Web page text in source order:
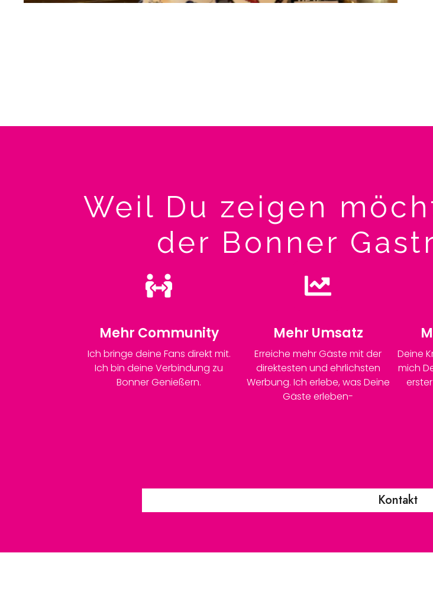
Weil Du zeigen
der Bonner
Mehr Community
Ich bringe deine Fans direkt mit.
Ich bin deine Verbindung zu
Bonner Genießern.
Mehr Umsatz
Erreiche mehr Gäste mit der
direktesten und ehrlichsten
Werbung. Ich erlebe, was Deine
Gäste erleben-
Deine
mich
Kontakt